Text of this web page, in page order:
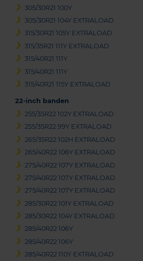
305/30R21 100Y
305/30R21 104Y EXTRALOAD
315/30R21 105Y EXTRALOAD
315/35R21 111Y EXTRALOAD
315/40R21 111Y
315/40R21 111Y
315/40R21 115Y EXTRALOAD
22-inch banden
255/35R22 102Y EXTRALOAD
255/35R22 99Y EXTRALOAD
265/35R22 102H EXTRALOAD
265/40R22 106Y EXTRALOAD
275/40R22 107Y EXTRALOAD
275/40R22 107Y EXTRALOAD
275/40R22 107Y EXTRALOAD
285/30R22 101Y EXTRALOAD
285/30R22 104Y EXTRALOAD
285/40R22 106Y
285/40R22 106Y
285/40R22 110Y EXTRALOAD